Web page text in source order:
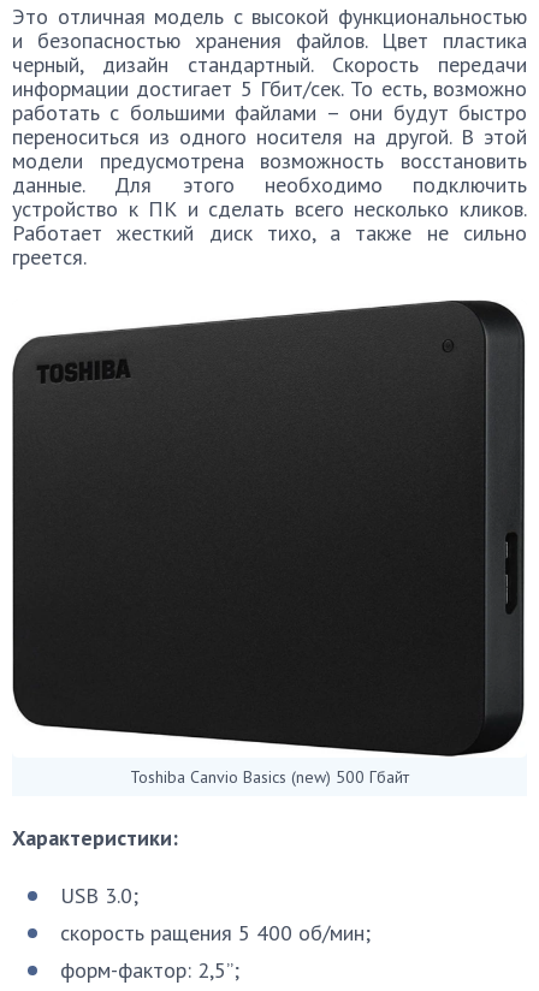
Это отличная модель с высокой функциональностью
и безопасностью хранения файлов. Цвет пластика
черный, дизайн стандартный. Скорость передачи
информации достигает 5 Гбит/сек. То есть, возможно
работать с большими файлами – они будут быстро
переноситься из одного носителя на другой. В этой
модели предусмотрена возможность восстановить
данные. Для этого необходимо подключить
устройство к ПК и сделать всего несколько кликов.
Работает жесткий диск тихо, а также не сильно
греется.
Toshiba Canvio Basics (new) 500 Гбайт
Характеристики:
USB 3.0;
скорость ращения 5 400 об/мин;
форм-фактор: 2,5”;